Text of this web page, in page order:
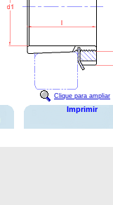
Clique para ampliar
Imprimir